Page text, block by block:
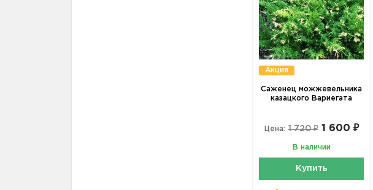
Акция
Саженец можжевельника
казацкого Вариегата
Цена: 1 720 ₽ 1 600 ₽
В наличии
Купить